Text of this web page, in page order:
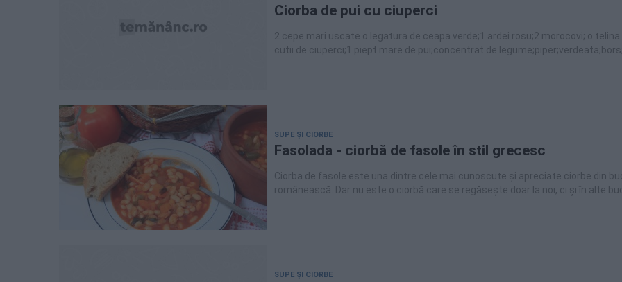
Ciorba de pui cu ciuperci
2 cepe mari uscate o legatura de ceapa verde;1 ardei rosu;2 morocovi; o telina
cutii de ciuperci;1 piept mare de pui;concentrat de
SUPE ȘI CIORBE
Fasolada - ciorbă de fasole în stil grecesc
Ciorba de fasole este una dintre cele mai cunoscute și apreciate ciorbe din
românească. Dar nu este o ciorbă care se regăsește doar la noi, ci și în alte
SUPE ȘI CIORBE